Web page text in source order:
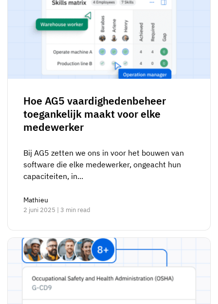
Hoe AG5 vaardighedenbeheer
toegankelijk maakt voor elke
medewerker
Bij AG5 zetten we ons in voor het bouwen van
software die elke medewerker, ongeacht hun
capaciteiten, in...
Mathieu
2 juni 2025 | 3 min read